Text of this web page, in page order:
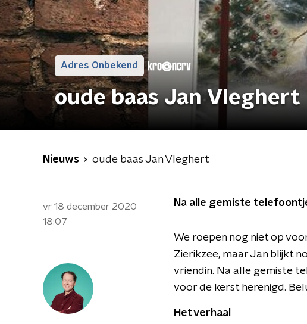
Adres Onbekend
oude baas Jan Vleghert
Nieuws oude baas Jan Vleghert
vr 18 december 2020
18:07
Na alle gemiste
We roepen nog niet op
Zierikzee, maar Jan blijkt
vriendin. Na alle gemiste
voor de kerst herenigd.
Het verhaal